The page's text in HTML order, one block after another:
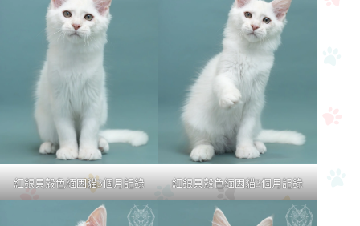
紅銀貝殼色緬因貓3個月記錄 紅銀貝殼色緬因貓3個月記錄